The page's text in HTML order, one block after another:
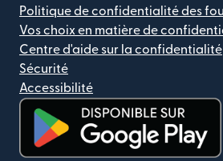
Politique de confidentialité des
Vos choix en matière de
Centre d'aide sur la confidentialité
Sécurité
Accessibilité